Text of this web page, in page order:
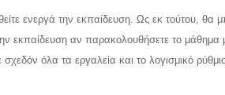
ενεργά την εκπαίδευση. Ως εκ τούτου, θα
εκπαίδευση αν παρακολουθήσετε το μάθημα
όλα τα εργαλεία και το λογισμικό